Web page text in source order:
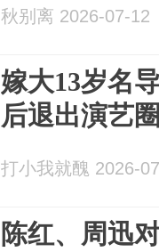
秋别离 2026-07-12
嫁大13岁名
后退出演艺
打小我就醜 2026-
陈红、周迅